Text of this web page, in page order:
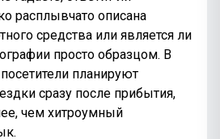
расплывчато описана
средства или является ли
просто образцом. В
планируют
сразу после прибытия,
чем хитроумный